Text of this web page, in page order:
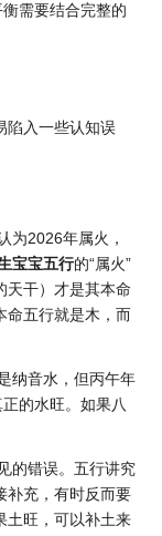
需要结合完整的
陷入一些认知误
为2026年属火，
宝宝五行的“属火”
天干）才是其本命
命五行就是木，而
纳音水，但丙午年
的水旺。如果八
的错误。五行讲究
补充，有时反而要
土旺，可以补土来